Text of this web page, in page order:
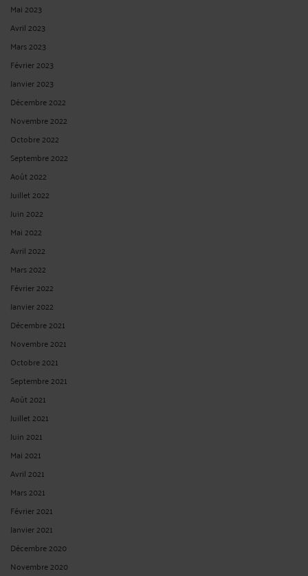
Mai 2023
Avril 2023
Mars 2023
Février 2023
Janvier 2023
Décembre 2022
Novembre 2022
Octobre 2022
Septembre 2022
Août 2022
Juillet 2022
Juin 2022
Mai 2022
Avril 2022
Mars 2022
Février 2022
Janvier 2022
Décembre 2021
Novembre 2021
Octobre 2021
Septembre 2021
Août 2021
Juillet 2021
Juin 2021
Mai 2021
Avril 2021
Mars 2021
Février 2021
Janvier 2021
Décembre 2020
Novembre 2020